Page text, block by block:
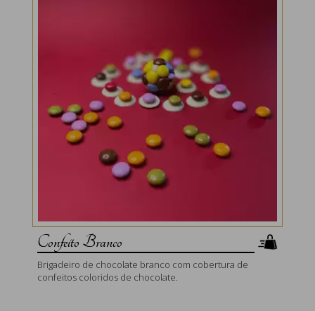
Confeito Branco
Brigadeiro de chocolate branco com cobertura de
confeitos coloridos de chocolate.